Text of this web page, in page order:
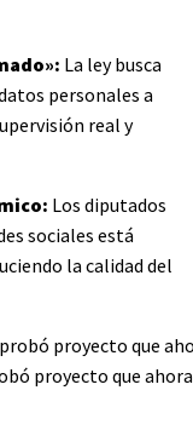
La ley busca
personales a
real y
Los diputados
sociales está
la calidad del
proyecto que